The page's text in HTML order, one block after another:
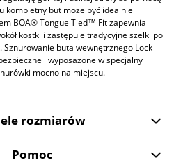
kompletny but może być idealnie
BOA® Tongue Tied™ Fit zapewnia
kostki i zastępuje tradycyjne szelki po
buta wewnętrznego Lock
i wyposażone w specjalny
mocno na miejscu.
rozmiarów
Pomoc